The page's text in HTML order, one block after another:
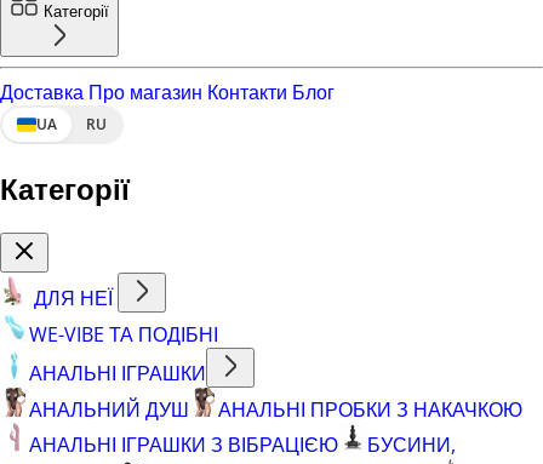
Категорії
Доставка Про магазин Контакти Блог
UA RU
Категорії
ДЛЯ НЕЇ
WE-VIBE ТА ПОДІБНІ
АНАЛЬНІ ІГРАШКИ
АНАЛЬНИЙ ДУШ
АНАЛЬНІ ПРОБКИ З НАКАЧКОЮ
АНАЛЬНІ ІГРАШКИ З ВІБРАЦІЄЮ
БУСИНИ,